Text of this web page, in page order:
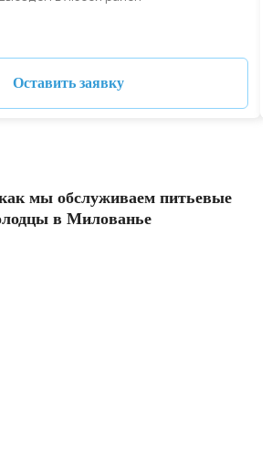
Оставить заявку
мы обслуживаем питьевые
в Милованье